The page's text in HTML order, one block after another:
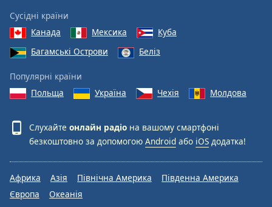
Сусідні країни
Канада
Мексика
Куба
Багамські Острови
Беліз
Популярні країни
Польща
Україна Чехія Молдова
Слухайте онлайн радіо на вашому смартфоні
безкоштовно за допомогою Android або iOS додатка!
Африка Азія Північна Америка
Південна Америка
Європа
Океанія